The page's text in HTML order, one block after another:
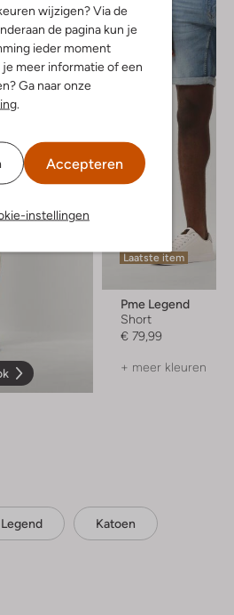
wijzigen? Via de
de pagina kun je
ieder moment
je meer informatie of een
Ga naar onze
.
Accepteren
instellingen
Laatste item
Pme Legend
Short
€ 79,99
+ meer kleuren
Katoen